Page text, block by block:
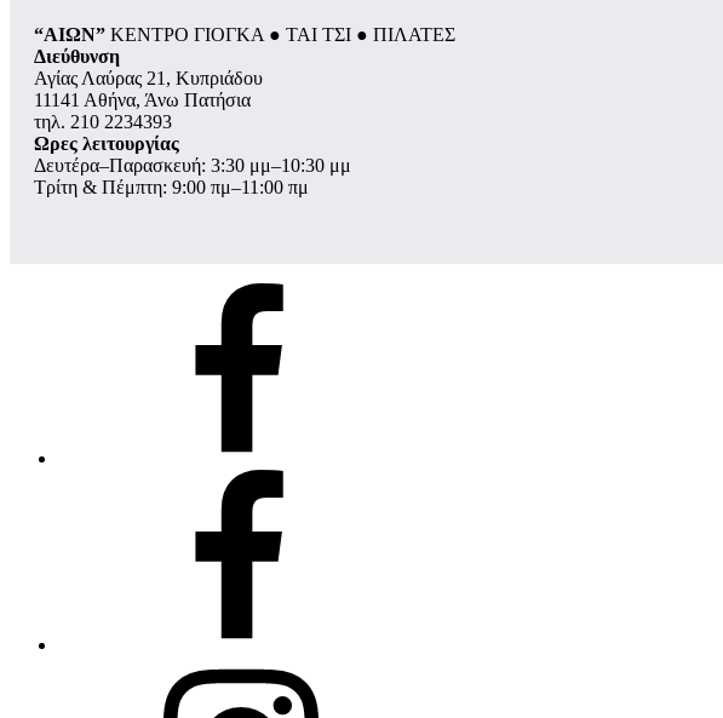
“ΑΙΩΝ” ΚΕΝΤΡΟ ΓΙΟΓΚΑ ● ΤΑΙ ΤΣΙ ● ΠΙΛΑΤΕΣ
Διεύθυνση
Αγίας Λαύρας 21, Κυπριάδου
11141 Αθήνα, Άνω Πατήσια
τηλ. 210 2234393
Ωρες λειτουργίας
Δευτέρα–Παρασκευή: 3:30 μμ–10:30 μμ
Τρίτη & Πέμπτη: 9:00 πμ–11:00 πμ